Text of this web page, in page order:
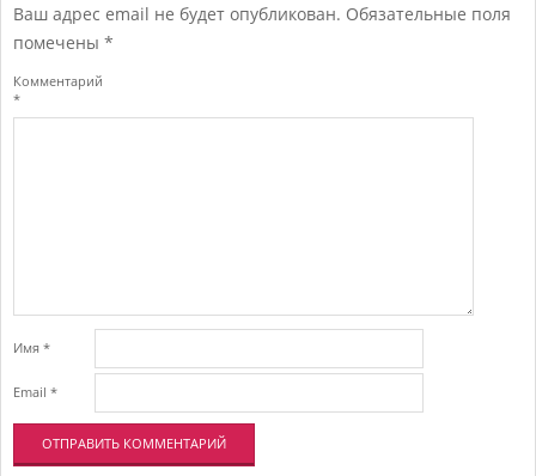
Ваш адрес email не будет опубликован. Обязательные поля
помечены *
Комментарий
*
Имя *
Email *